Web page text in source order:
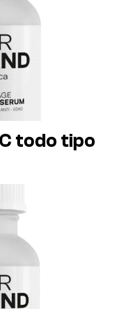
todo tipo